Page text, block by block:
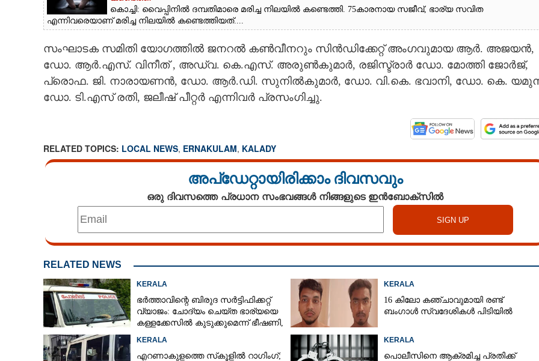
കൊച്ചി: വൈപ്പിനിൽ ദമ്പതിമാരെ മരിച്ച നിലയിൽ കണ്ടെത്തി. 75കാരനായ സജീവ്, ഭാര്യ സവിത
എന്നിവരെയാണ് മരിച്ച നിലയിൽ കണ്ടെത്തിയത്....
സംഘാടക സമിതി യോഗത്തിൽ ജനറൽ കൺവീനറും സിൻഡിക്കേറ്റ് അംഗവുമായ ആർ. അജയൻ,
ഡോ. ആർ.എസ്. വിനീത് , അഡ്വ. കെ.എസ്. അരുൺകുമാർ, രജിസ്ട്രാർ ഡോ. മോത്തി ജോർജ്,
പ്രൊഫ. ജി. നാരായണൻ, ഡോ. ആർ.ഡി. സുനിൽകുമാർ, ഡോ. വി.കെ. ഭവാനി, ഡോ. കെ.
ഡോ. ടി.എസ് രതി, ജലീഷ് പീറ്റർ എന്നിവർ പ്രസംഗിച്ചു.
RELATED TOPICS: LOCAL NEWS, ERNAKULAM, KALADY
അപ്ഡേറ്റായിരിക്കാം ദിവസവും
ഒരു ദിവസത്തെ പ്രധാന സംഭവങ്ങൾ നിങ്ങളുടെ ഇൻബോക്സിൽ
RELATED NEWS
KERALA
ഭർത്താവിന്റെ ബിരുദ സർട്ടിഫിക്കറ്റ്
വ്യാജം: ചോദ്യം ചെയ്ത ഭാര്യയെ
കള്ളക്കേസിൽ കുടുക്കുമെന്ന് ഭീഷണി,
KERALA
16 കിലോ കഞ്ചാവുമായി രണ്ട്
ബംഗാൾ സ്വദേശികൾ പിടിയിൽ
KERALA
എറണാകുളത്തെ സ്‌കൂളിൽ റാഗിംഗ്;
KERALA
പൊലീസിനെ ആക്രമിച്ച പ്രതിക്ക്